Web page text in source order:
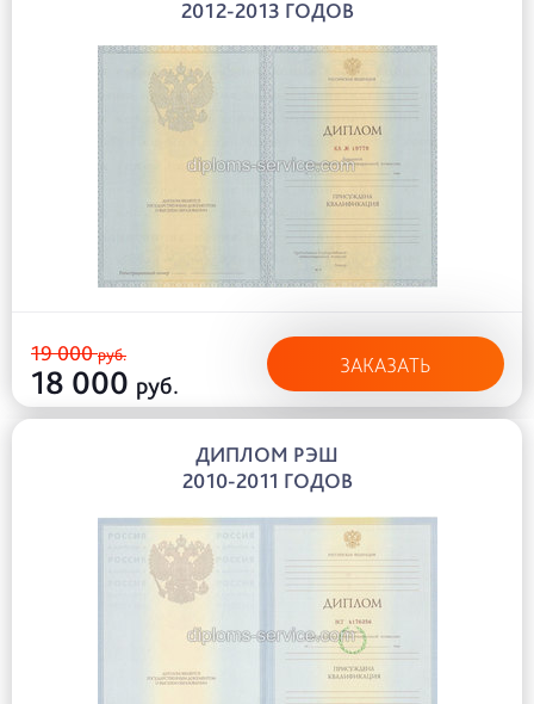
2012-2013 ГОДОВ
19 000руб.
18 000 руб.
ЗАКАЗАТЬ
ДИПЛОМ РЭШ
2010-2011 ГОДОВ